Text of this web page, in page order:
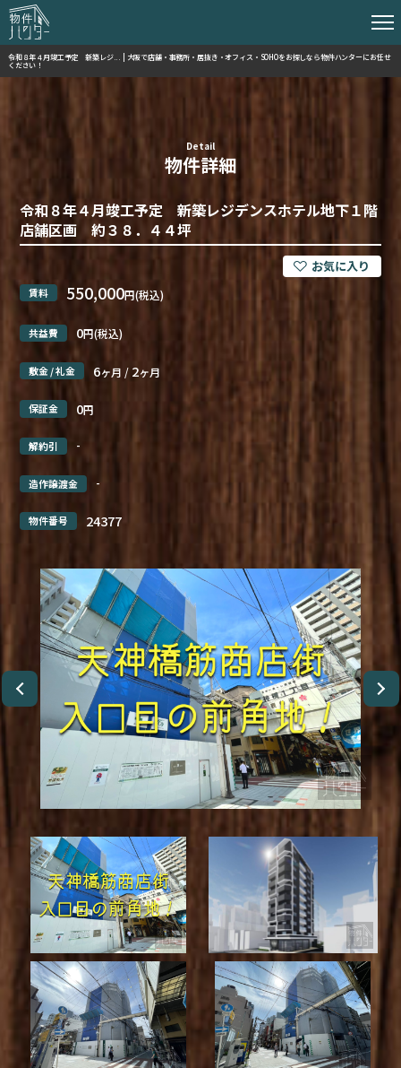
令和８年４月竣工予定 新築レジ... | 大阪で店舗・事務所・居抜き・オフィス・SOHOをお探しなら物件ハンターにお任せ
ください！
Detail
物件詳細
令和８年４月竣工予定 新築レジデンスホテル地下１階
店舗区画 約３８．４４坪
賃料 550,000円(税込)
共益費 0円(税込)
敷金 / 礼金 6ヶ月 / 2ヶ月
保証金 0円
解約引 -
造作譲渡金 -
物件番号 24377